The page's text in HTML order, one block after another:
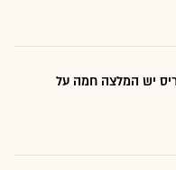
יש המלצה חמה על